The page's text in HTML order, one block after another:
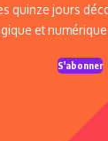
quinze jours
et
S'abonner